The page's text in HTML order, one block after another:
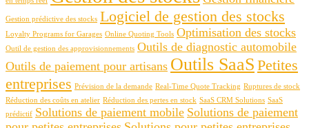
Gestion prédictive des stocks Logiciel de gestion des stocks
Loyalty Programs for Garages Online Quoting Tools Optimisation des stocks
Outil de gestion des approvisionnements Outils de diagnostic automobile
Outils de paiement pour artisans Outils SaaS Petites
entreprises Prévision de la demande Real-Time Quote Tracking Ruptures de stock
Réduction des coûts en atelier Réduction des pertes en stock SaaS CRM Solutions SaaS
prédictif Solutions de paiement mobile Solutions de paiement